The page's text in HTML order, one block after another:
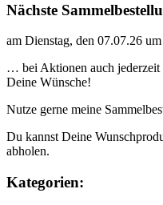
Nächste
am Dienstag, den 07.07.26
… bei Aktionen auch jederzeit
Deine Wünsche!
Nutze gerne meine
Du kannst Deine
abholen.
Kategorien: